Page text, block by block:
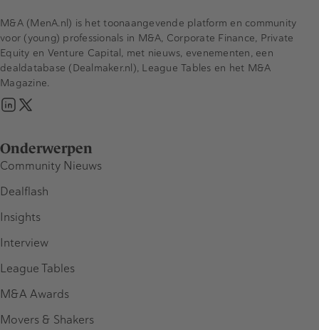
Onderwerpen
Community Nieuws
Dealflash
Insights
Interview
League Tables
M&A Awards
Movers & Shakers
M&A (MenA.nl) is het toonaangevende platform en community
voor (young) professionals in M&A, Corporate Finance, Private
Equity en Venture Capital, met nieuws, evenementen, een
dealdatabase (Dealmaker.nl), League Tables en het M&A
Magazine.